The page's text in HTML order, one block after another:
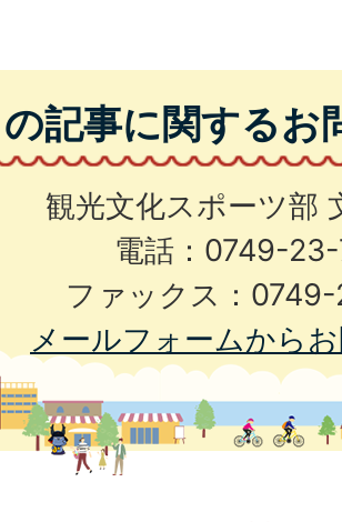
記事に関するお
観光文化スポーツ部
電話：0749-
ファックス：
メールフォームから